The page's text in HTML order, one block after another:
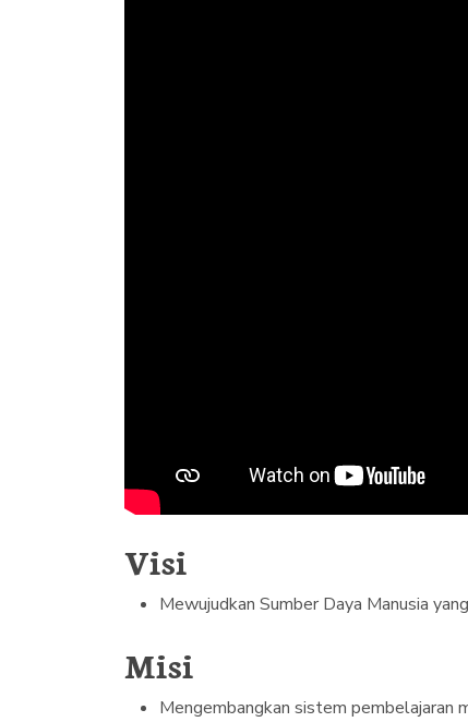
Visi
Mewujudkan Sumber Daya Manusia
Misi
Mengembangkan sistem pembelajaran